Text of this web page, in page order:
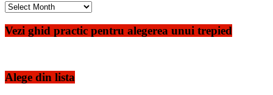
Cauta
arhiva
Vezi ghid practic pentru alegerea unui trepied
Alege din lista